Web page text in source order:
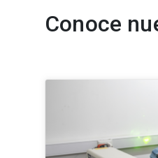
Conoce